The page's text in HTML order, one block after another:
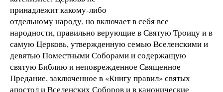
принадлежит какому-либо
отдельному народу, но включает в себя все
народности, правильно верующие в Святую Троицу и в
самую Церковь, утвержденную семью Вселенскими и
девятью Поместными Соборами и содержащую
святую Библию и неповрежденное Священное
Предание, заключенное в «Книгу правил» святых
апостол и Вселенских Соборов и в канонические